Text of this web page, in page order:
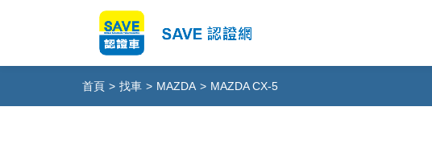
首頁 > 找車 > MAZDA > MAZDA CX-5